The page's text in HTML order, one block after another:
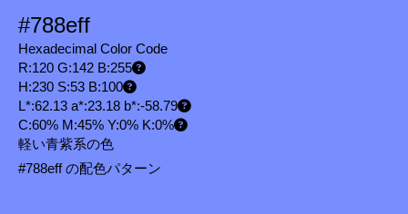
#788eff
Hexadecimal Color Code
R:120 G:142 B:255
H:230 S:53 B:100
L*:62.13 a*:23.18 b*:-58.79
C:60% M:45% Y:0% K:0%
軽い青紫系の色
#788eff の配色パターン